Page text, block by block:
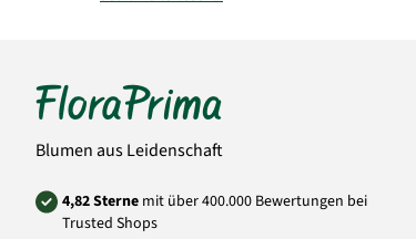
Blumen aus Leidenschaft
4,82 Sterne mit über 400.000 Bewertungen bei
Trusted Shops